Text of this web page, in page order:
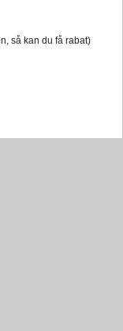
så kan du få rabat)